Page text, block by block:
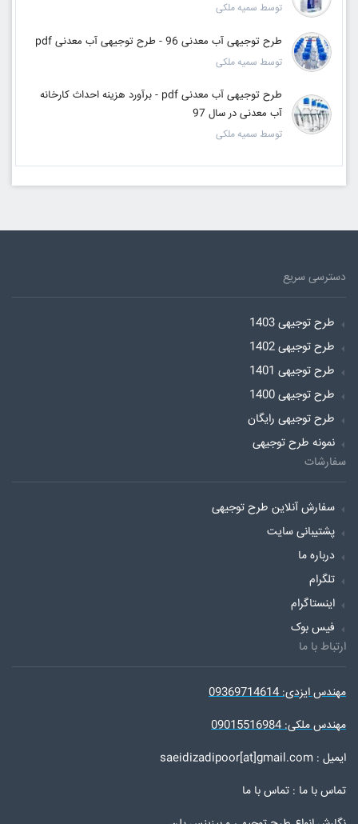
توسط سمیه ملکی
طرح توجیهی آب معدنی 96 - طرح توجیهی آب معدنی pdf
توسط سمیه ملکی
طرح توجیهی آب معدنی pdf - برآورد هزینه احداث کارخانه
آب معدنی در سال 97
توسط سمیه ملکی
دسترسی سریع
طرح توجیهی 1403
طرح توجیهی 1402
طرح توجیهی 1401
طرح توجیهی 1400
طرح توجیهی رایگان
نمونه طرح توجیهی
سفارشات
سفارش آنلاین طرح توجیهی
پشتیبانی سایت
درباره ما
تلگرام
اینستاگرام
فیس بوک
ارتباط با ما
مهندس ایزدی: 09369714614
مهندس ملکی: 09015516984
ایمیل : saeidizadipoor[at]gmail.com
تماس با ما : تماس با ما